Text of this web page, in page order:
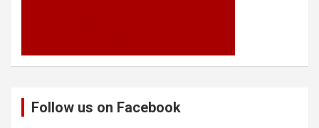
Follow us on Facebook